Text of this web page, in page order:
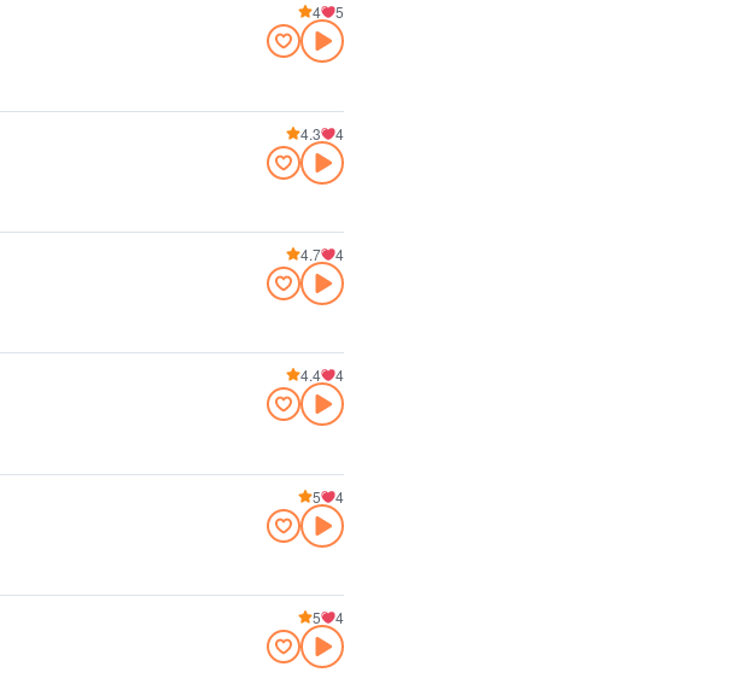
4 5
4.3 4
4.7 4
4.4 4
5 4
5 4